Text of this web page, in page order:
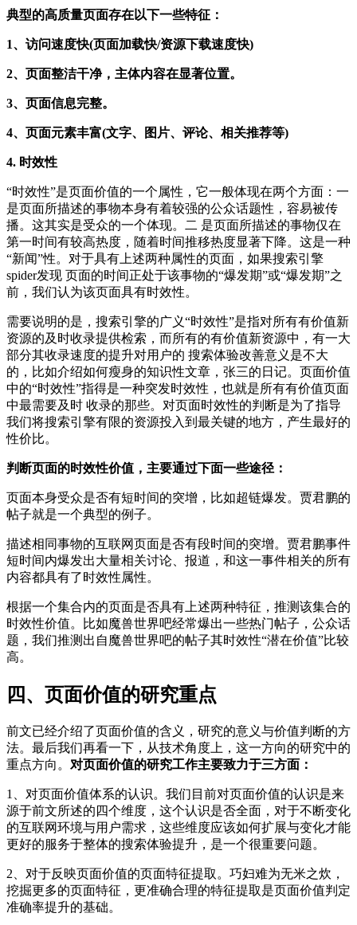
典型的高质量页面存在以下一些特征：
1、访问速度快(页面加载快/资源下载速度快)
2、页面整洁干净，主体内容在显著位置。
3、页面信息完整。
4、页面元素丰富(文字、图片、评论、相关推荐等)
4. 时效性
“时效性”是页面价值的一个属性，它一般体现在两个方面：一
是页面所描述的事物本身有着较强的公众话题性，容易被传
播。这其实是受众的一个体现。二 是页面所描述的事物仅在
第一时间有较高热度，随着时间推移热度显著下降。这是一种
“新闻”性。对于具有上述两种属性的页面，如果搜索引擎
spider发现 页面的时间正处于该事物的“爆发期”或“爆发期”之
前，我们认为该页面具有时效性。
需要说明的是，搜索引擎的广义“时效性”是指对所有有价值新
资源的及时收录提供检索，而所有的有价值新资源中，有一大
部分其收录速度的提升对用户的 搜索体验改善意义是不大
的，比如介绍如何瘦身的知识性文章，张三的日记。页面价值
中的“时效性”指得是一种突发时效性，也就是所有有价值页面
中最需要及时 收录的那些。对页面时效性的判断是为了指导
我们将搜索引擎有限的资源投入到最关键的地方，产生最好的
性价比。
判断页面的时效性价值，主要通过下面一些途径：
页面本身受众是否有短时间的突增，比如超链爆发。贾君鹏的
帖子就是一个典型的例子。
描述相同事物的互联网页面是否有段时间的突增。贾君鹏事件
短时间内爆发出大量相关讨论、报道，和这一事件相关的所有
内容都具有了时效性属性。
根据一个集合内的页面是否具有上述两种特征，推测该集合的
时效性价值。比如魔兽世界吧经常爆出一些热门帖子，公众话
题，我们推测出自魔兽世界吧的帖子其时效性“潜在价值”比较
高。
四、页面价值的研究重点
前文已经介绍了页面价值的含义，研究的意义与价值判断的方
法。最后我们再看一下，从技术角度上，这一方向的研究中的
重点方向。 对页面价值的研究工作主要致力于三方面：
1、对页面价值体系的认识。我们目前对页面价值的认识是来
源于前文所述的四个维度，这个认识是否全面，对于不断变化
的互联网环境与用户需求，这些维度应该如何扩展与变化才能
更好的服务于整体的搜索体验提升，是一个很重要问题。
2、对于反映页面价值的页面特征提取。巧妇难为无米之炊，
挖掘更多的页面特征，更准确合理的特征提取是页面价值判定
准确率提升的基础。